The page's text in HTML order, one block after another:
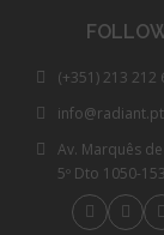
(+351) 213 212
info@radiant.pt
Av. Marquês
5º Dto 1050-